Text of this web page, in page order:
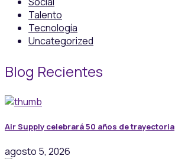
Talento
Tecnología
Uncategorized
Blog Recientes
Air Supply celebrará 50 años de trayectoria
agosto 5, 2026